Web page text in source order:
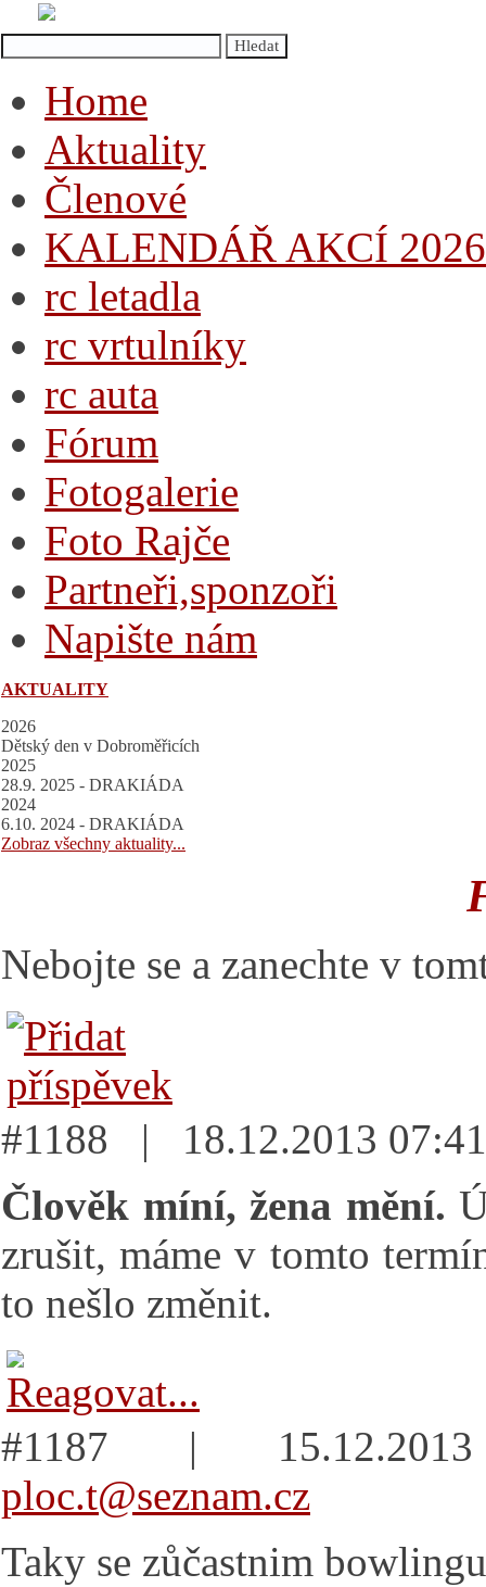
Home
Aktuality
Členové
KALENDÁŘ AKCÍ 2026
rc letadla
rc vrtulníky
rc auta
Fórum
Fotogalerie
Foto Rajče
Partneři,sponzoři
Napište nám
AKTUALITY
2026
Dětský den v Dobroměřicích
2025
28.9. 2025 - DRAKIÁDA
2024
6.10. 2024 - DRAKIÁDA
Zobraz všechny aktuality...
Nebojte se a zanechte v
#1188 | 18.12.2013
Člověk míní, žena mění.
zrušit, máme v tomto
to nešlo změnit.
#1187 |
ploc.t@seznam.cz
Taky se zůčastnim